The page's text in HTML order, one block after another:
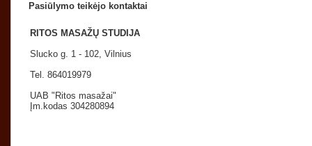
Pasiūlymo teikėjo kontaktai
RITOS MASAŽŲ STUDIJA
Slucko g. 1 - 102, Vilnius
Tel. 864019979
UAB "Ritos masažai"
Įm.kodas 304280894